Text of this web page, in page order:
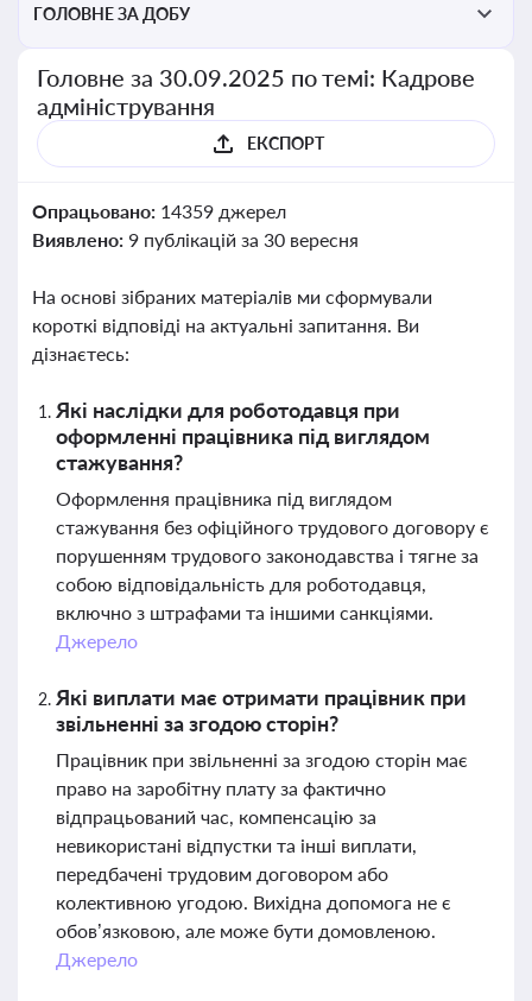
ГОЛОВНЕ ЗА ДОБУ
Головне за 30.09.2025 по темі: Кадрове
адміністрування
ЕКСПОРТ
Опрацьовано: 14359 джерел
Виявлено: 9 публікацій за 30 вересня
На основі зібраних матеріалів ми сформували
короткі відповіді на актуальні запитання. Ви
дізнаєтесь:
Які наслідки для роботодавця при
оформленні працівника під виглядом
стажування?
Оформлення працівника під виглядом
стажування без офіційного трудового договору є
порушенням трудового законодавства і тягне за
собою відповідальність для роботодавця,
включно з штрафами та іншими санкціями.
Джерело
Які виплати має отримати працівник при
звільненні за згодою сторін?
Працівник при звільненні за згодою сторін має
право на заробітну плату за фактично
відпрацьований час, компенсацію за
невикористані відпустки та інші виплати,
передбачені трудовим договором або
колективною угодою. Вихідна допомога не є
обов’язковою, але може бути домовленою.
Джерело